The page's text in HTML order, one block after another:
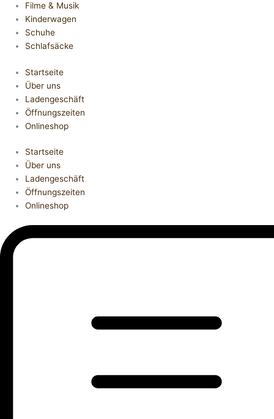
Filme & Musik
Kinderwagen
Schuhe
Schlafsäcke
Startseite
Über uns
Ladengeschäft
Öffnungszeiten
Onlineshop
Startseite
Über uns
Ladengeschäft
Öffnungszeiten
Onlineshop